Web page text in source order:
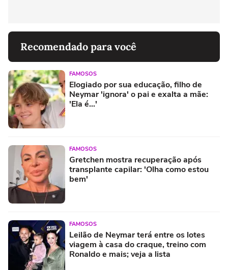
Recomendado para você
FAMOSOS
Elogiado por sua educação, filho de
Neymar 'ignora' o pai e exalta a mãe:
'Ela é...'
FAMOSOS
Gretchen mostra recuperação após
transplante capilar: 'Olha como estou
bem'
FAMOSOS
Leilão de Neymar terá entre os lotes
viagem à casa do craque, treino com
Ronaldo e mais; veja a lista